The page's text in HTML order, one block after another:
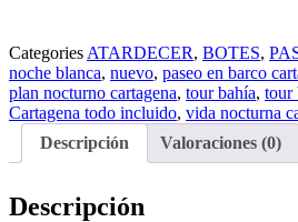
Categories ATARDECER, BOTES,
noche blanca, nuevo, paseo en barco
plan nocturno cartagena, tour bahía, tour
Cartagena todo incluido, vida nocturna
Descripción
Valoraciones (0)
Descripción